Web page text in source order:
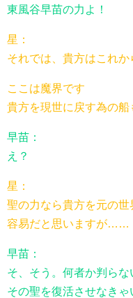
東風谷早苗の力よ！
星：
それでは、貴方はこれか
ここは魔界です
貴方を現世に戻す為の
早苗：
え？
星：
聖の力なら貴方を元の世
容易だと思いますが……
早苗：
そ、そう。何者か判らな
その聖を復活させなきゃ